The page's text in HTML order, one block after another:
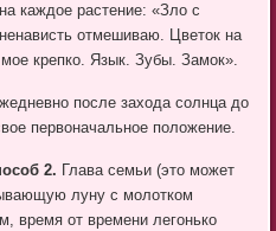
каждое растение: «Зло с
отмешиваю. Цветок на
крепко. Язык. Зубы. Замок».
после захода солнца до
первоначальное положение.
2. Глава семьи (это может
луну с молотком
время от времени легонько